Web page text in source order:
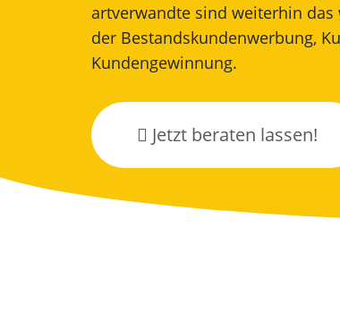
artverwandte sind weiterhin
der Bestandskundenwerbung,
Kundengewinnung.
Jetzt beraten lassen!